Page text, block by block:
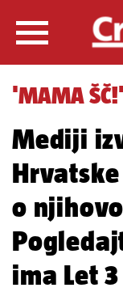
'MAMA ŠČ!'
Mediji
o
ima Let